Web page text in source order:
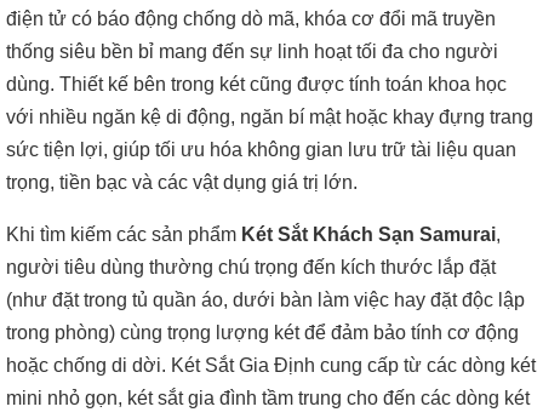
điện tử có báo động chống dò mã, khóa cơ đổi mã truyền
thống siêu bền bỉ mang đến sự linh hoạt tối đa cho người
dùng. Thiết kế bên trong két cũng được tính toán khoa học
với nhiều ngăn kệ di động, ngăn bí mật hoặc khay đựng trang
sức tiện lợi, giúp tối ưu hóa không gian lưu trữ tài liệu quan
trọng, tiền bạc và các vật dụng giá trị lớn.
Khi tìm kiếm các sản phẩm Két Sắt Khách Sạn Samurai,
người tiêu dùng thường chú trọng đến kích thước lắp đặt
(như đặt trong tủ quần áo, dưới bàn làm việc hay đặt độc lập
trong phòng) cùng trọng lượng két để đảm bảo tính cơ động
hoặc chống di dời. Két Sắt Gia Định cung cấp từ các dòng két
mini nhỏ gọn, két sắt gia đình tầm trung cho đến các dòng két